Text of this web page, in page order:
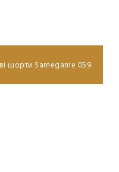
шорти Samegame 059